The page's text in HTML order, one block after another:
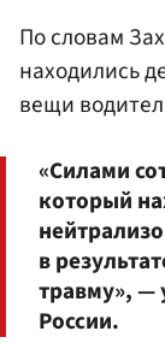
По словам
находились
вещи
«Силами
который
в
травму», —
России.